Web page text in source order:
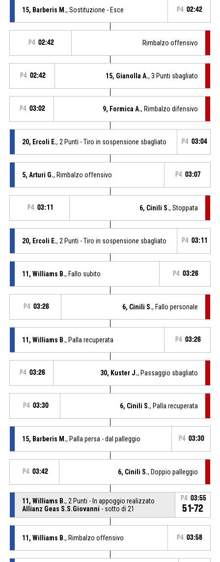
15, Barberis M., Sostituzione - Esce P4 02:42
P4 02:42 Rimbalzo offensivo
P4 02:42 15, Gianolla A., 3 Punti sbagliato
P4 03:02 9, Formica A., Rimbalzo difensivo
20, Ercoli E., 2 Punti - Tiro in sospensione sbagliato P4 03:04
5, Arturi G., Rimbalzo offensivo P4 03:07
P4 03:11 6, Cinili S., Stoppata
20, Ercoli E., 2 Punti - Tiro in sospensione sbagliato P4 03:11
11, Williams B., Fallo subito P4 03:26
P4 03:26 6, Cinili S., Fallo personale
11, Williams B., Palla recuperata P4 03:26
P4 03:26 30, Kuster J., Passaggio sbagliato
P4 03:30 6, Cinili S., Palla recuperata
15, Barberis M., Palla persa - dal palleggio P4 03:30
P4 03:42 6, Cinili S., Doppio palleggio
11, Williams B., 2 Punti - In appoggio realizzato
Allianz Geas S.S.Giovanni - sotto di 21
P4 03:55
51-72
11, Williams B., Rimbalzo offensivo P4 03:58